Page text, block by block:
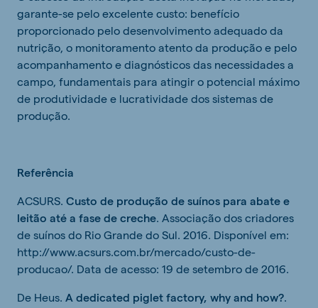
garante-se pelo excelente custo: benefício
proporcionado pelo desenvolvimento adequado da
nutrição, o monitoramento atento da produção e pelo
acompanhamento e diagnósticos das necessidades a
campo, fundamentais para atingir o potencial máximo
de produtividade e lucratividade dos sistemas de
produção.
Referência
ACSURS. Custo de produção de suínos para abate e
leitão até a fase de creche. Associação dos criadores
de suínos do Rio Grande do Sul. 2016. Disponível em:
http://www.acsurs.com.br/mercado/custo-de-
producao/. Data de acesso: 19 de setembro de 2016.
De Heus. A dedicated piglet factory, why and how?.